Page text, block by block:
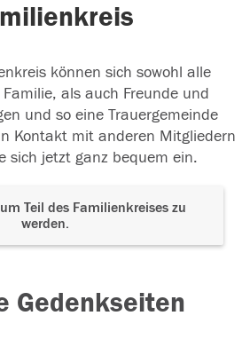
können sich sowohl alle
als auch Freunde und
und so eine Trauergemeinde
Kontakt mit anderen Mitgliedern
sich jetzt ganz bequem ein.
Teil des Familienkreises zu
werden.
Gedenkseiten